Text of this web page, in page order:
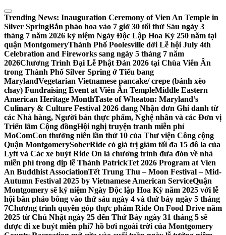
Skip
to
content
Trending News: Inauguration Ceremony of Vien An Temple in
Silver SpringBắn pháo hoa vào 7 giờ 30 tối thứ Sáu ngày 3
tháng 7 năm 2026 kỷ niệm Ngày Độc Lập Hoa Kỳ 250 năm tại
quận MontgomeryThành Phố Poolesville dời Lễ hội July 4th
Celebration and Fireworks sang ngày 5 tháng 7 năm
2026Chương Trình Đại Lễ Phật Đản 2026 tại Chùa Viên Ân
trong Thành Phố Silver Spring ở Tiểu bang
MarylandVegetarian Vietnamese pancake/ crepe (bánh xèo
chay) Fundraising Event at Viên Ân TempleMiddle Eastern
American Heritage MonthTaste of Wheaton: Maryland’s
Culinary & Culture Festival 2026 đang Nhận đơn Ghi danh từ
các Nhà hàng, Người bán thực phẩm, Nghệ nhân và các Đơn vị
Triển lãm Cộng đồngHội nghị truyện tranh miễn phí
MoComCon thường niên lần thứ 10 của Thư viện Công cộng
Quận MontgomerySoberRide có giá trị giảm tối đa 15 đô la của
Lyft và Các xe buýt Ride On là chương trình đưa đón về nhà
miễn phí trong dịp lễ Thánh PatrickTet 2026 Program at Vien
An Buddhist AssociationTết Trung Thu – Moon Festival – Mid-
Autumn Festival 2025 by Vietnamese American ServiceQuận
Montgomery sẽ kỷ niệm Ngày Độc lập Hoa Kỳ năm 2025 với lễ
hội bắn pháo bông vào thứ sáu ngày 4 và thứ bảy ngày 5 tháng
7Chương trình quyên góp thực phẩm Ride On Food Drive năm
2025 từ Chủ Nhật ngày 25 đến Thứ Bảy ngày 31 tháng 5 sẽ
được đi xe buýt miễn phí7 hồ bơi ngoài trời của Montgomery